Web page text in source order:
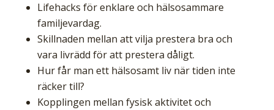
Lifehacks för enklare och hälsosammare
familjevardag.
Skillnaden mellan att vilja prestera bra och
vara livrädd för att prestera dåligt.
Hur får man ett hälsosamt liv när tiden inte
räcker till?
Kopplingen mellan fysisk aktivitet och